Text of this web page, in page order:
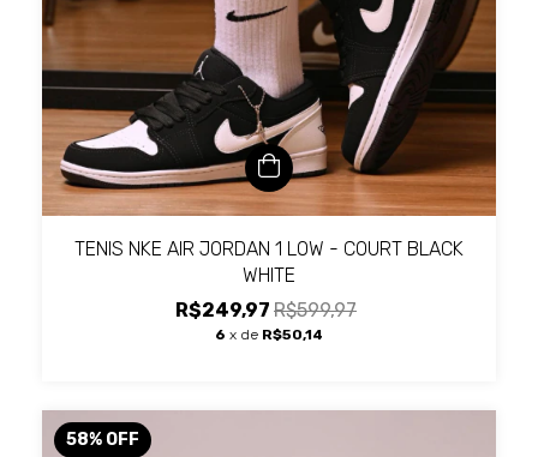
TENIS NKE AIR JORDAN 1 LOW - COURT BLACK
WHITE
R$249,97 R$599,97
6 x de R$50,14
58% OFF